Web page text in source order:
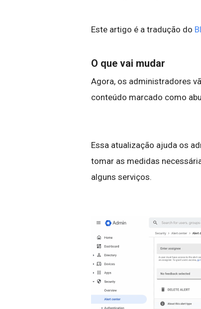
Este artigo é a tradução do
O que vai mudar
Agora, os administradores
conteúdo marcado como
Essa atualização ajuda os
tomar as medidas
alguns serviços.